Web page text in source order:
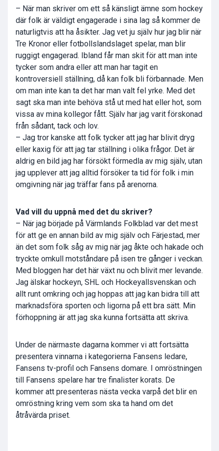
– När man skriver om ett så känsligt ämne som hockey
där folk är väldigt engagerade i sina lag så kommer de
naturligtvis att ha åsikter. Jag vet ju själv hur jag blir när
Tre Kronor eller fotbollslandslaget spelar, man blir
ruggigt engagerad. Ibland får man skit för att man inte
tycker som andra eller att man har tagit en
kontroversiell ställning, då kan folk bli förbannade. Men
om man inte kan ta det har man valt fel yrke. Med det
sagt ska man inte behöva stå ut med hat eller hot, som
vissa av mina kollegor fått. Själv har jag varit förskonad
från sådant, tack och lov.
– Jag tror kanske att folk tycker att jag har blivit dryg
eller kaxig för att jag tar ställning i olika frågor. Det är
aldrig en bild jag har försökt förmedla av mig själv, utan
jag upplever att jag alltid försöker ta tid för folk i min
omgivning när jag träffar fans på arenorna.
Vad vill du uppnå med det du skriver?
– När jag började på Värmlands Folkblad var det mest
för att ge en annan bild av mig själv och Färjestad, mer
än det som folk såg av mig när jag åkte och hakade och
tryckte omkull motståndare på isen tre gånger i veckan.
Med bloggen har det här växt nu och blivit mer levande.
Jag älskar hockeyn, SHL och Hockeyallsvenskan och
allt runt omkring och jag hoppas att jag kan bidra till att
marknadsföra sporten och ligorna på ett bra sätt. Min
förhoppning är att jag ska kunna fortsätta att skriva.
Under de närmaste dagarna kommer vi att fortsätta
presentera vinnarna i kategorierna Fansens ledare,
Fansens tv-profil och Fansens domare. I omröstningen
till Fansens spelare har tre finalister korats. De
kommer att presenteras nästa vecka varpå det blir en
omröstning kring vem som ska ta hand om det
åtråvärda priset.